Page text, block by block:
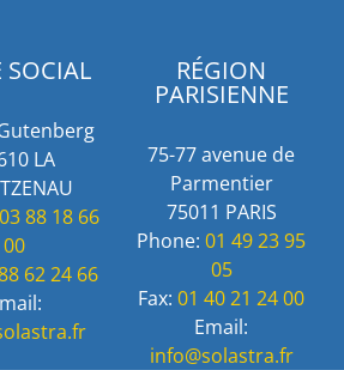
SOCIAL
LA
03 88 18 66
00
62 24 66
RÉGION
PARISIENNE
75-77 avenue de
Parmentier
75011 PARIS
Phone:01 49 23 95
05
Fax:01 40 21 24 00
Email:
info@solastra.fr